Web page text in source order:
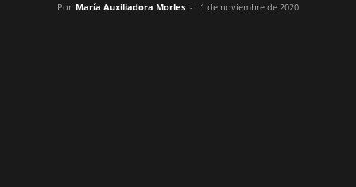
Por María Auxiliadora Morles - 1 de noviembre de 2020